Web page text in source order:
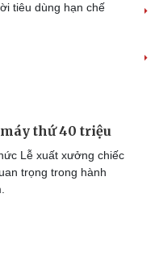
tiêu dùng hạn chế
thứ 40 triệu
Lễ xuất xưởng chiếc
trọng trong hành